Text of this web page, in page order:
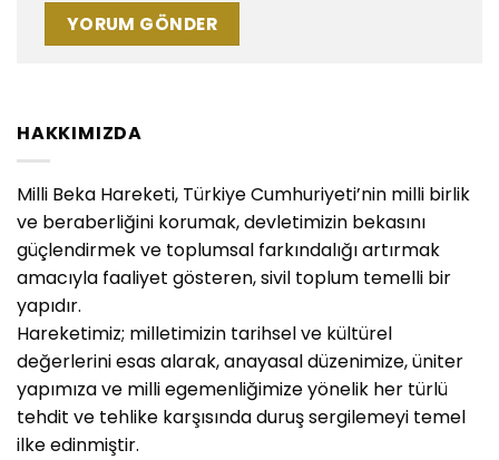
HAKKIMIZDA
Milli Beka Hareketi, Türkiye Cumhuriyeti’nin milli birlik
ve beraberliğini korumak, devletimizin bekasını
güçlendirmek ve toplumsal farkındalığı artırmak
amacıyla faaliyet gösteren, sivil toplum temelli bir
yapıdır.
Hareketimiz; milletimizin tarihsel ve kültürel
değerlerini esas alarak, anayasal düzenimize, üniter
yapımıza ve milli egemenliğimize yönelik her türlü
tehdit ve tehlike karşısında duruş sergilemeyi temel
ilke edinmiştir.